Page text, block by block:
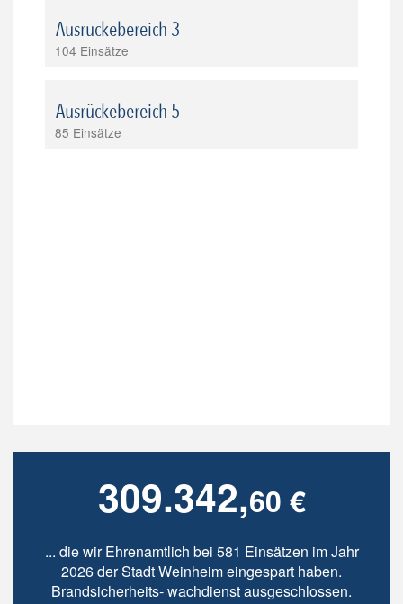
Ausrückebereich 3
104 Einsätze
Ausrückebereich 5
85 Einsätze
309.342,60 €
... die wir Ehrenamtlich bei 581 Einsätzen im Jahr
2026 der Stadt Weinheim eingespart haben.
Brandsicherheits- wachdienst ausgeschlossen.